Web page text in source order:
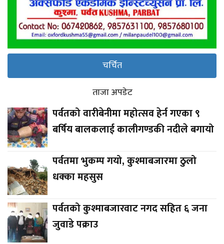
चर्चित
ताजा अपडेट
पर्वतको वारीबेनीमा महोत्सव हेर्न गएका ९
बर्षिय बालकलाई कालीगण्डकी नदीले बगायो
पर्वतमा भुकम्प गयो, कुश्माबजारमा ठुलो
धक्का महसुस
पर्वतको कुश्माबजारवाट नगद सहित ६ जना
जुवाडे पक्राउ